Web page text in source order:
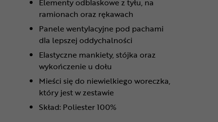
Elementy odblaskowe z tyłu, na
ramionach oraz rękawach
Panele wentylacyjne pod pachami
dla lepszej oddychalności
Elastyczne mankiety, stójka oraz
wykończenie u dołu
Mieści się do niewielkiego woreczka,
który jest w zestawie
Skład: Poliester 100%